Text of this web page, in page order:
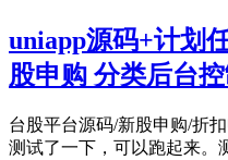
uniapp源码+计划
股申购 分类后台控
台股平台源码/新股申购/折
测试了一下，可以跑起来。